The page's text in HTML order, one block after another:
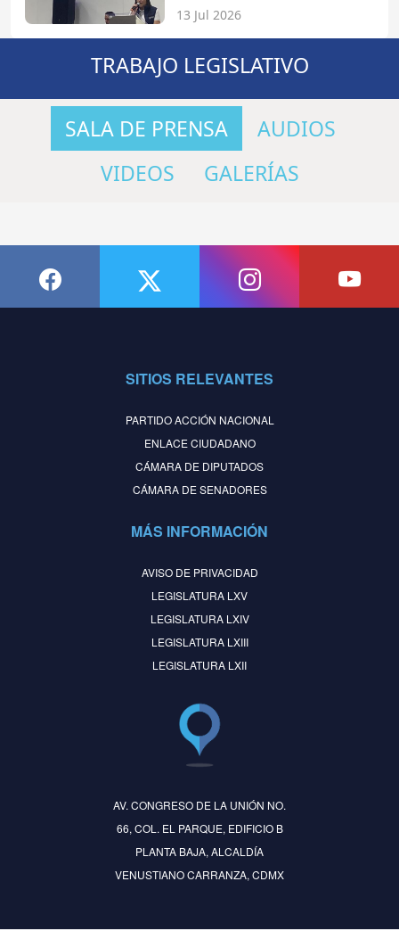
13 Jul 2026
TRABAJO LEGISLATIVO
SALA DE PRENSA
AUDIOS
VIDEOS
GALERÍAS
SITIOS RELEVANTES
PARTIDO ACCIÓN NACIONAL
ENLACE CIUDADANO
CÁMARA DE DIPUTADOS
CÁMARA DE SENADORES
MÁS INFORMACIÓN
AVISO DE PRIVACIDAD
LEGISLATURA LXV
LEGISLATURA LXIV
LEGISLATURA LXIII
LEGISLATURA LXII
AV. CONGRESO DE LA UNIÓN NO.
66, COL. EL PARQUE, EDIFICIO B
PLANTA BAJA, ALCALDÍA
VENUSTIANO CARRANZA, CDMX